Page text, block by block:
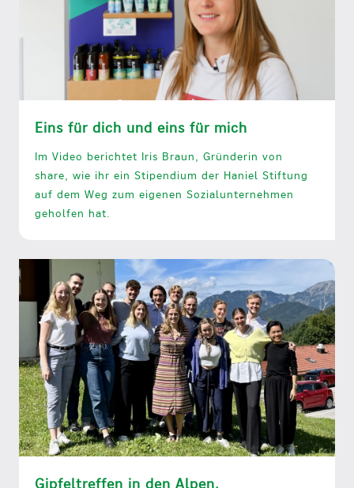
Eins für dich und eins für mich
Im Video berichtet Iris Braun, Gründerin von
share, wie ihr ein Stipendium der Haniel Stiftung
auf dem Weg zum eigenen Sozialunternehmen
geholfen hat.